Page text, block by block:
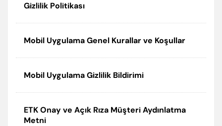
Gizlilik Politikası
Mobil Uygulama Genel Kurallar ve Koşullar
Mobil Uygulama Gizlilik Bildirimi
ETK Onay ve Açık Rıza Müşteri Aydınlatma
Metni